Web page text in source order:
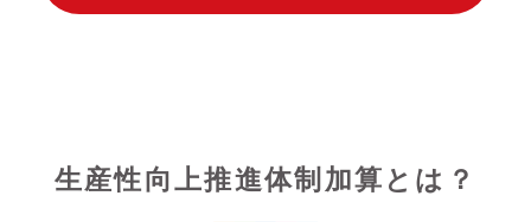
生産性向上推進体制加算とは？